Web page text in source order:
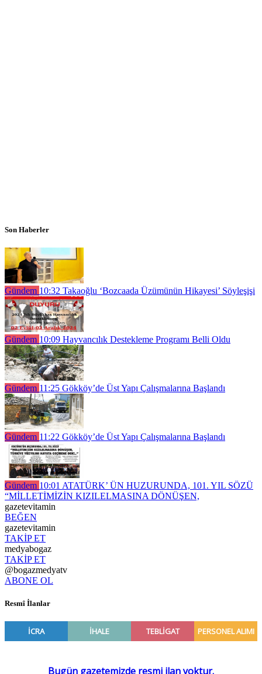
Son Haberler
Gündem 10:32 Takaoğlu ‘Bozcaada Üzümünün Hikayesi’ Söyleşişi
Gündem 10:09 Hayvancılık Destekleme Programı Belli Oldu
Gündem 11:25 Gökköy’de Üst Yapı Çalışmalarına Başlandı
Gündem 11:22 Gökköy’de Üst Yapı Çalışmalarına Başlandı
Gündem 10:01 ATATÜRK’ ÜN HUZURUNDA, 101. YIL SÖZÜ
“MİLLETİMİZİN KIZILELMASINA DÖNÜŞEN,
gazetevitamin
BEĞEN
gazetevitamin
TAKİP ET
medyabogaz
TAKİP ET
@bogazmedyatv
ABONE OL
Resmî İlanlar